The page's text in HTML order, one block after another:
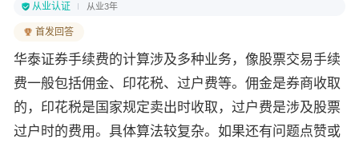
从业认证 从业3年
首发回答
华泰证券手续费的计算涉及多种业务，像股票交易手续
费一般包括佣金、印花税、过户费等。佣金是券商收取
的，印花税是国家规定卖出时收取，过户费是涉及股票
过户时的费用。具体算法较复杂。如果还有问题点赞或